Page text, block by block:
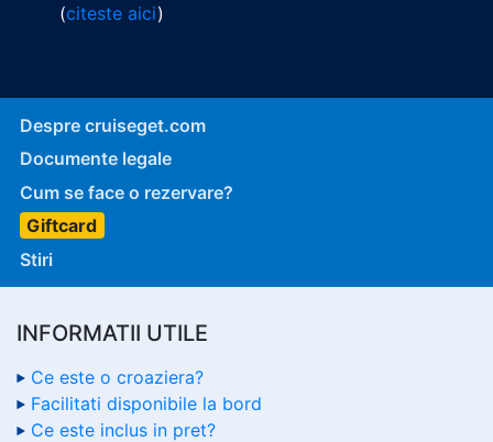
(citeste aici)
Despre cruiseget.com
Documente legale
Cum se face o rezervare?
Giftcard
Stiri
INFORMATII UTILE
Ce este o croaziera?
Facilitati disponibile la bord
Ce este inclus in pret?